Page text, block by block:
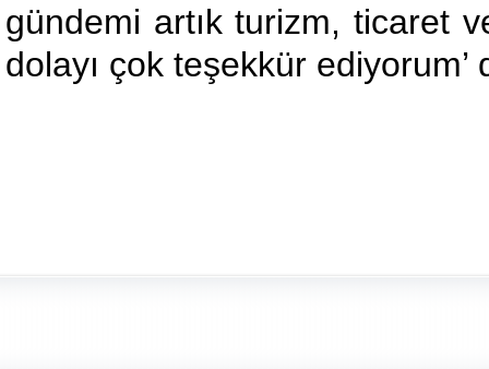
gündemi artık turizm, ticaret
dolayı çok teşekkür ediyorum’